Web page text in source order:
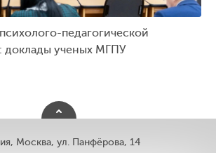
педагогической
доклады ученых МГПУ
Москва, ул. Панфёрова, 14